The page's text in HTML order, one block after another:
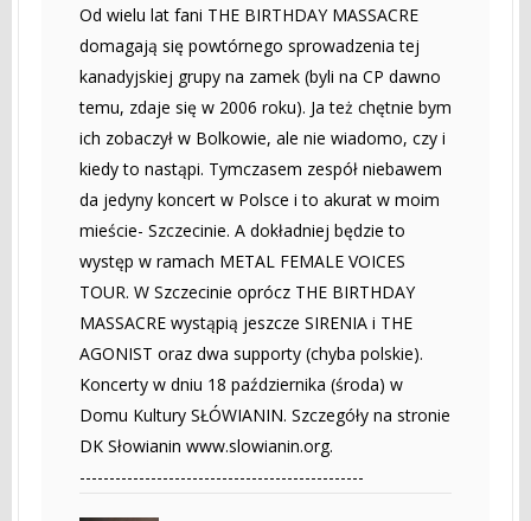
Od wielu lat fani THE BIRTHDAY MASSACRE
domagają się powtórnego sprowadzenia tej
kanadyjskiej grupy na zamek (byli na CP dawno
temu, zdaje się w 2006 roku). Ja też chętnie bym
ich zobaczył w Bolkowie, ale nie wiadomo, czy i
kiedy to nastąpi. Tymczasem zespół niebawem
da jedyny koncert w Polsce i to akurat w moim
mieście- Szczecinie. A dokładniej będzie to
występ w ramach METAL FEMALE VOICES
TOUR. W Szczecinie oprócz THE BIRTHDAY
MASSACRE wystąpią jeszcze SIRENIA i THE
AGONIST oraz dwa supporty (chyba polskie).
Koncerty w dniu 18 października (środa) w
Domu Kultury SŁÓWIANIN. Szczegóły na stronie
DK Słowianin www.slowianin.org.
------------------------------------------------